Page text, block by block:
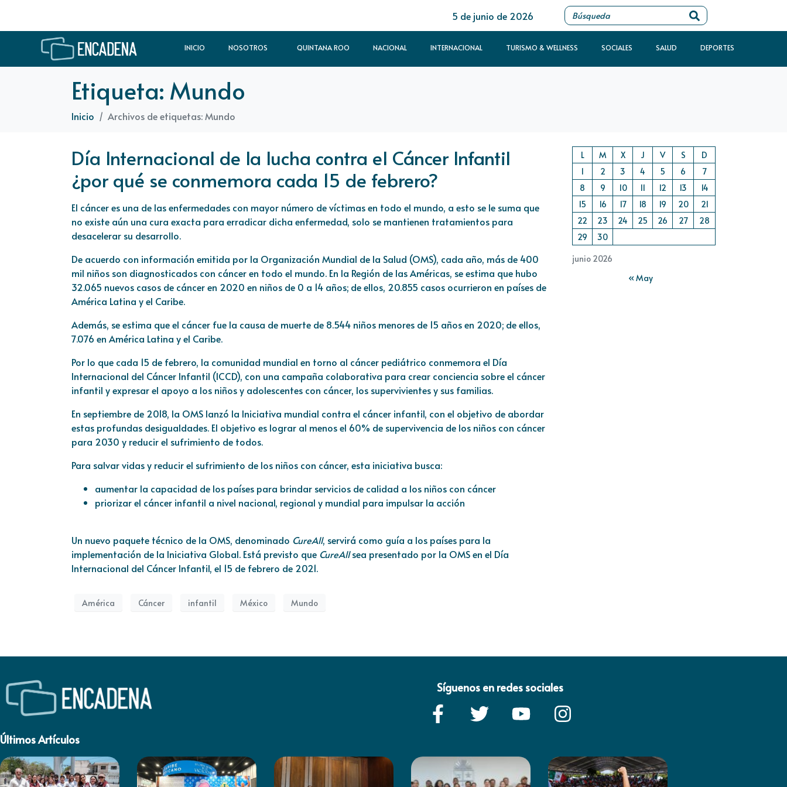
5 de junio de 2026
INICIO NOSOTROS QUINTANA ROO NACIONAL INTERNACIONAL TURISMO & WELLNESS SOCIALES SALUD DEPORTES
Etiqueta: Mundo
Inicio Archivos de etiquetas: Mundo
Día Internacional de la lucha contra el Cáncer Infantil
¿por qué se conmemora cada 15 de febrero?
El cáncer es una de las enfermedades con mayor número de víctimas en todo el mundo, a esto se le suma que
no existe aún una cura exacta para erradicar dicha enfermedad, solo se mantienen tratamientos para
desacelerar su desarrollo.
De acuerdo con información emitida por la Organización Mundial de la Salud (OMS), cada año, más de 400
mil niños son diagnosticados con cáncer en todo el mundo. En la Región de las Américas, se estima que hubo
32.065 nuevos casos de cáncer en 2020 en niños de 0 a 14 años; de ellos, 20.855 casos ocurrieron en países de
América Latina y el Caribe.
Además, se estima que el cáncer fue la causa de muerte de 8.544 niños menores de 15 años en 2020; de ellos,
7.076 en América Latina y el Caribe.
Por lo que cada 15 de febrero, la comunidad mundial en torno al cáncer pediátrico conmemora el Día
Internacional del Cáncer Infantil (ICCD), con una campaña colaborativa para crear conciencia sobre el cáncer
infantil y expresar el apoyo a los niños y adolescentes con cáncer, los supervivientes y sus familias.
En septiembre de 2018, la OMS lanzó la Iniciativa mundial contra el cáncer infantil, con el objetivo de abordar
estas profundas desigualdades. El objetivo es lograr al menos el 60% de supervivencia de los niños con cáncer
para 2030 y reducir el sufrimiento de todos.
Para salvar vidas y reducir el sufrimiento de los niños con cáncer, esta iniciativa busca:
aumentar la capacidad de los países para brindar servicios de calidad a los niños con cáncer
priorizar el cáncer infantil a nivel nacional, regional y mundial para impulsar la acción
Un nuevo paquete técnico de la OMS, denominado CureAll, servirá como guía a los países para la
implementación de la Iniciativa Global. Está previsto que CureAllsea presentado por la OMS en el Día
Internacional del Cáncer Infantil, el 15 de febrero de 2021.
América Cáncer infantil México Mundo
junio 2026
L M X J V S
D
1
2 3 4 5 6
7
8
9 10 11 12 13
14
15
16 17 18 19 20
21
22
23 24 25 26 27
28
29
30
« May
Síguenos en redes sociales
Últimos Artículos